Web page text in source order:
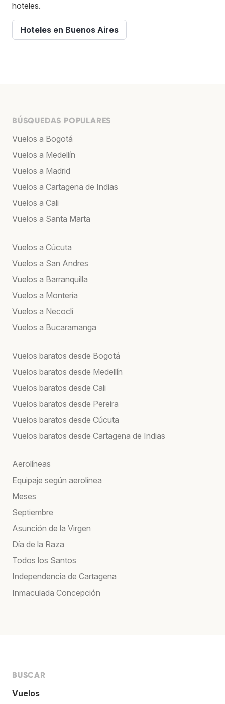
hoteles.
Hoteles en Buenos Aires
BÚSQUEDAS POPULARES
Vuelos a Bogotá
Vuelos a Medellín
Vuelos a Madrid
Vuelos a Cartagena de Indias
Vuelos a Cali
Vuelos a Santa Marta
Vuelos a Cúcuta
Vuelos a San Andres
Vuelos a Barranquilla
Vuelos a Montería
Vuelos a Necoclí
Vuelos a Bucaramanga
Vuelos baratos desde Bogotá
Vuelos baratos desde Medellín
Vuelos baratos desde Cali
Vuelos baratos desde Pereira
Vuelos baratos desde Cúcuta
Vuelos baratos desde Cartagena de Indias
Aerolíneas
Equipaje según aerolínea
Meses
Septiembre
Asunción de la Virgen
Día de la Raza
Todos los Santos
Independencia de Cartagena
Inmaculada Concepción
BUSCAR
Vuelos